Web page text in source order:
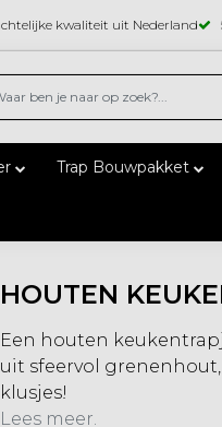
kwaliteit uit Nederland
Trap Bouwpakket
HOUTEN
Een houten
uit sfeervol
klusjes!
Lees meer.